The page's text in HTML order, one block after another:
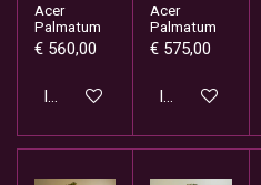
Acer
Palmatum
€ 560,00
In winkelwagen
Acer
Palmatum
€ 575,00
In winkelwagen